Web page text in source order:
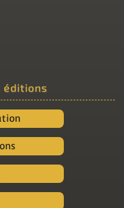
éditions